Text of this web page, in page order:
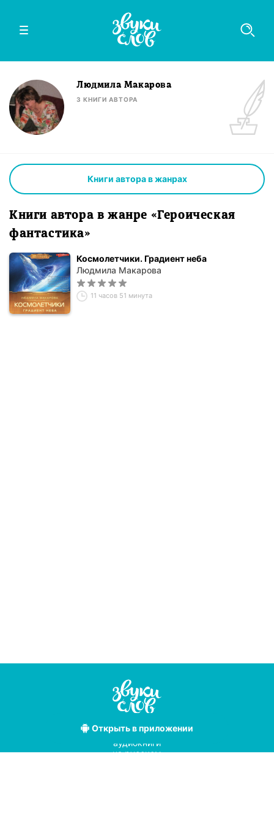
Людмила Макарова
3 КНИГИ АВТОРА
Книги автора в жанрах
Книги автора в жанре «Героическая
фантастика»
Космолетчики. Градиент неба
Людмила Макарова
11 часов 51 минута
Открытьв приложении
Лучшие
аудиокниги
на русском